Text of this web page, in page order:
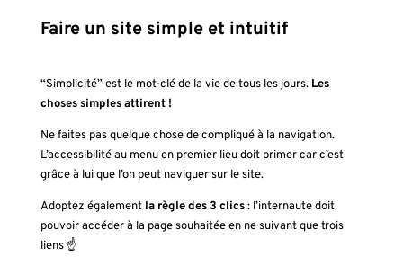
Faire un site simple et intuitif
“Simplicité” est le mot-clé de la vie de tous les jours. Les
choses simples attirent !
Ne faites pas quelque chose de compliqué à la navigation.
L’accessibilité au menu en premier lieu doit primer car c’est
grâce à lui que l’on peut naviguer sur le site.
Adoptez également la règle des 3 clics: l’internaute doit
pouvoir accéder à la page souhaitée en ne suivant que trois
liens ☝️